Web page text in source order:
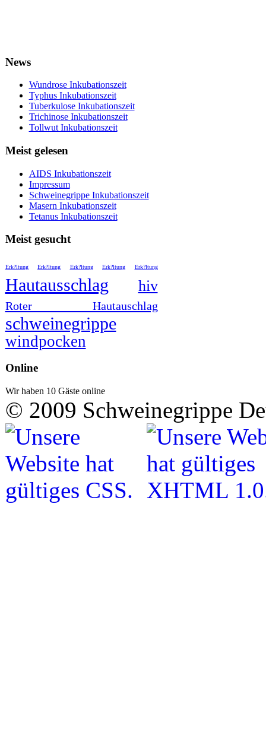
News
Wundrose Inkubationszeit
Typhus Inkubationszeit
Tuberkulose Inkubationszeit
Trichinose Inkubationszeit
Tollwut Inkubationszeit
Meist gelesen
AIDS Inkubationszeit
Impressum
Schweinegrippe Inkubationszeit
Masern Inkubationszeit
Tetanus Inkubationszeit
Meist gesucht
Erk?ltung Erk?ltung Erk?ltung Erk?ltung Erk?ltung
Hautausschlag hiv
Roter Hautauschlag
schweinegrippe
windpocken
Online
Wir haben 10 Gäste online
© 2009 Schweinegrippe